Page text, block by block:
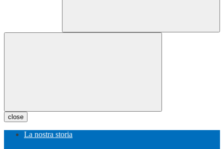
close
La nostra storia